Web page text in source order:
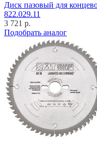
Диск пазовый для
822.029.11
3 721 р.
Подобрать аналог